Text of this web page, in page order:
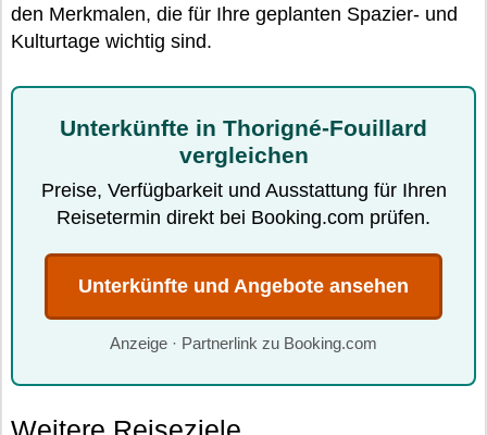
den Merkmalen, die für Ihre geplanten Spazier- und
Kulturtage wichtig sind.
Unterkünfte in Thorigné-Fouillard
vergleichen
Preise, Verfügbarkeit und Ausstattung für Ihren
Reisetermin direkt bei Booking.com prüfen.
Unterkünfte und Angebote ansehen
Anzeige · Partnerlink zu Booking.com